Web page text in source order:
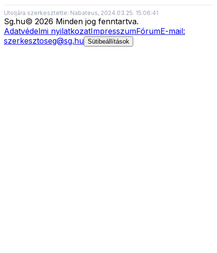
Utoljára szerkesztette: Nabateus, 2024.03.25. 15:06:41
Sg.hu© 2026 Minden jog fenntartva.
Adatvédelmi nyilatkozatImpresszumFórumE-mail:
szerkesztoseg@sg.hu Sütibeállítások